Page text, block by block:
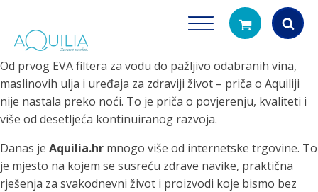
search
Od prvog EVA filtera za vodu do pažljivo odabranih vina,
maslinovih ulja i uređaja za zdraviji život – priča o Aquiliji
nije nastala preko noći. To je priča o povjerenju, kvaliteti i
više od desetljeća kontinuiranog razvoja.
Danas je Aquilia.hr mnogo više od internetske trgovine. To
je mjesto na kojem se susreću zdrave navike, praktična
rješenja za svakodnevni život i proizvodi koje bismo bez